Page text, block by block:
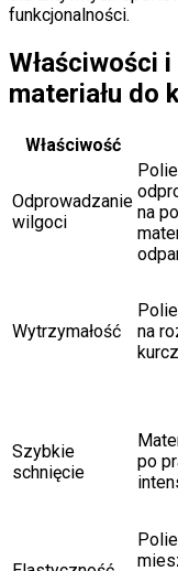
funkcjonalności.
Właściwości
materiału do
Właściwość
Odprowadzanie
wilgoci
na
Wytrzymałość
na
Szybkie
schnięcie
po